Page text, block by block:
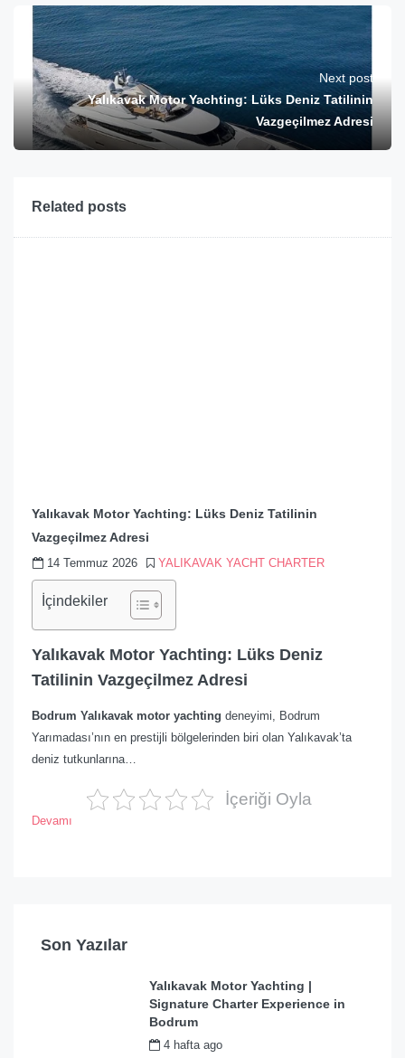
Next post
Yalıkavak Motor Yachting: Lüks Deniz Tatilinin
Vazgeçilmez Adresi
Related posts
Yalıkavak Motor Yachting: Lüks Deniz Tatilinin
Vazgeçilmez Adresi
14 Temmuz 2026 YALIKAVAK YACHT CHARTER
İçindekiler
Yalıkavak Motor Yachting: Lüks Deniz
Tatilinin Vazgeçilmez Adresi
Bodrum Yalıkavak motor yachting deneyimi, Bodrum
Yarımadası’nın en prestijli bölgelerinden biri olan Yalıkavak’ta
deniz tutkunlarına…
İçeriği Oyla
Devamı
Son Yazılar
Yalıkavak Motor Yachting |
Signature Charter Experience in
Bodrum
4 hafta ago